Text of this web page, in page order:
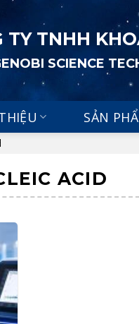
TY TNHH
SCIENCE
SẢN
ACID